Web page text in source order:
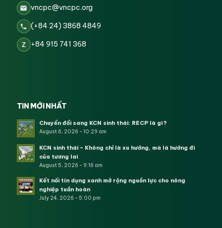
vncpc@vncpc.org
(+84 24) 3868 4849
Z +84 915 741 368
TIN MỚI NHẤT
Chuyển đổi sang KCN sinh thái: RECP là gì?
August 6, 2026 - 10:29 am
KCN sinh thái – Không chỉ là xu hướng, mà là hướng đi
của tương lai
August 5, 2026 - 9:16 am
Kết nối tín dụng xanh mở rộng nguồn lực cho nông
nghiệp tuần hoàn
July 24, 2026 - 5:00 pm